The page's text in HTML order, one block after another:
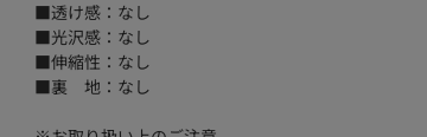
■透け感：なし
■光沢感：なし
■伸縮性：なし
■裏 地：なし